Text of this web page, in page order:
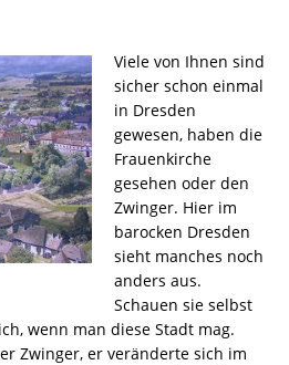
Viele von Ihnen sind
sicher schon einmal
in Dresden
gewesen, haben die
Frauenkirche
gesehen oder den
Zwinger. Hier im
barocken Dresden
sieht manches noch
anders aus.
Schauen sie selbst
wenn man diese Stadt mag.
Zwinger, er veränderte sich im